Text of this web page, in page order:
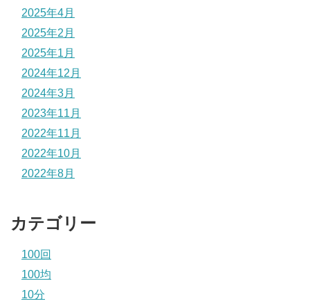
2025年4月
2025年2月
2025年1月
2024年12月
2024年3月
2023年11月
2022年11月
2022年10月
2022年8月
カテゴリー
100回
100均
10分